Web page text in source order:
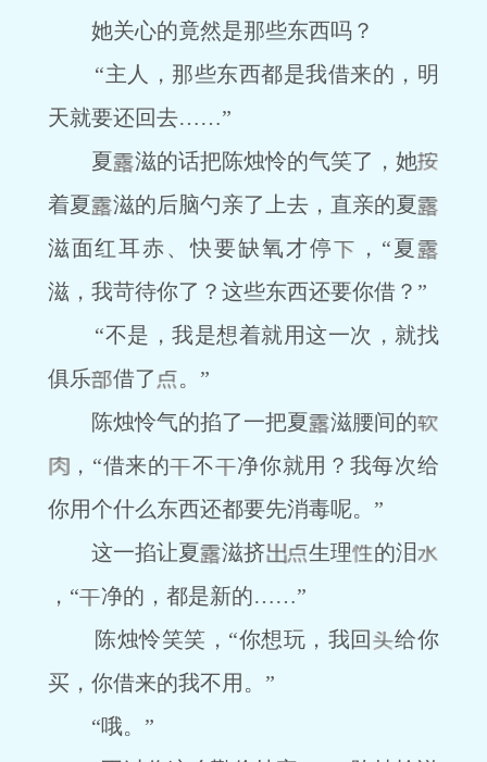
她关心的竟然是那些东西吗？
“主人，那些东西都是我借来的，明
天就要还回去……”
夏
滋的话把陈烛怜的气笑了，她
着夏
滋的后脑勺亲了上去，直亲的夏
滋面红耳赤、快要缺氧才停
，“夏
滋，我苛待你了？这些东西还要你借？”
“不是，我是想着就用这一次，就找
俱乐
借了
。”
陈烛怜气的掐了一把夏
滋腰间的
，“借来的
不
净你就用？我每次给
你用个什么东西还都要先消毒呢。”
这一掐让夏
滋挤 生理
的泪
，“
净的，都是新的……”
陈烛怜笑笑，“你想玩，我回
给你
买，你借来的我不用。”
“哦。”